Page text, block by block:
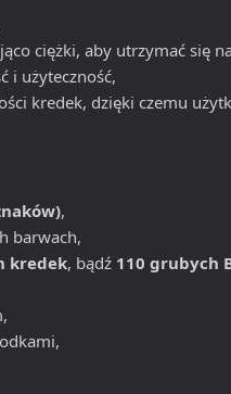
ciężki, aby utrzymać się
i użyteczność,
kredek, dzięki czemu
,
barwach,
kredek, bądź 110 grubych